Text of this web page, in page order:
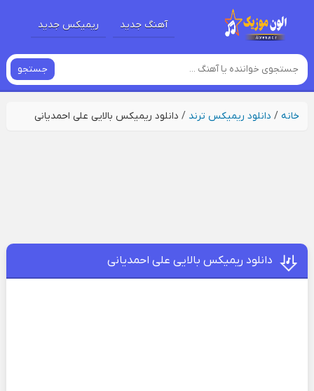
آهنگ جدید ریمیکس جدید
جستجو
خانه/ دانلود ریمیکس ترند / دانلود ریمیکس بالایی علی احمدیانی
دانلود ریمیکس بالایی علی احمدیانی